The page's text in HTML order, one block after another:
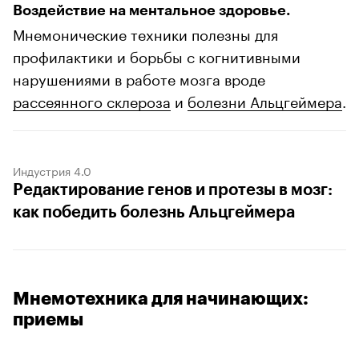
Воздействие на ментальное здоровье.
Мнемонические техники полезны для
профилактики и борьбы с когнитивными
нарушениями в работе мозга вроде
рассеянного склероза и болезни Альцгеймера
Индустрия 4.0
Редактирование генов и протезы в мозг:
как победить болезнь Альцгеймера
Мнемотехника для начинающих:
приемы